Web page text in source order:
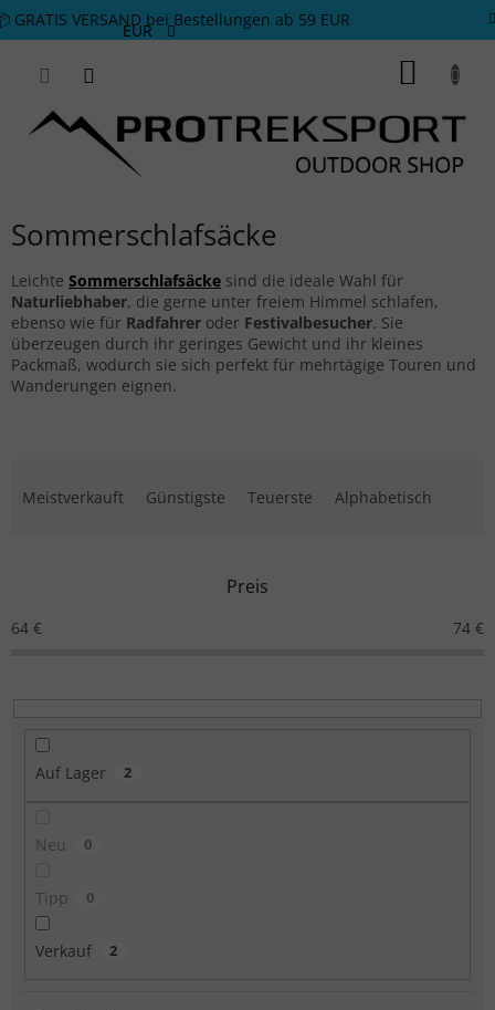
Zum Inhalt springen
GRATIS VERSAND bei Bestellungen ab 59 EUR
EUR
Sommerschlafsäcke
Leichte Sommerschlafsäcke sind die ideale Wahl für
Naturliebhaber, die gerne unter freiem Himmel schlafen,
ebenso wie für Radfahrer oder Festivalbesucher. Sie
überzeugen durch ihr geringes Gewicht und ihr kleines
Packmaß, wodurch sie sich perfekt für mehrtägige Touren und
Wanderungen eignen.
Meistverkauft Günstigste Teuerste Alphabetisch
Preis
64 € 74 €
Auf Lager 2
Neu 0
Tipp 0
Verkauf 2